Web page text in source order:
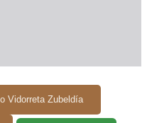
Vidorreta Zubeldía